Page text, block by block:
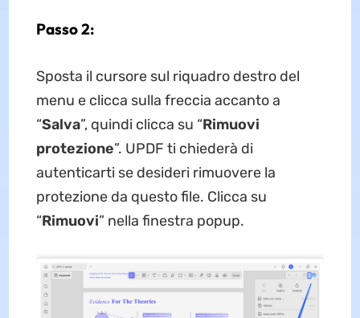
Passo 2:
Sposta il cursore sul riquadro destro del
menu e clicca sulla freccia accanto a
“Salva”, quindi clicca su “Rimuovi
protezione”. UPDF ti chiederà di
autenticarti se desideri rimuovere la
protezione da questo file. Clicca su
“Rimuovi” nella finestra popup.